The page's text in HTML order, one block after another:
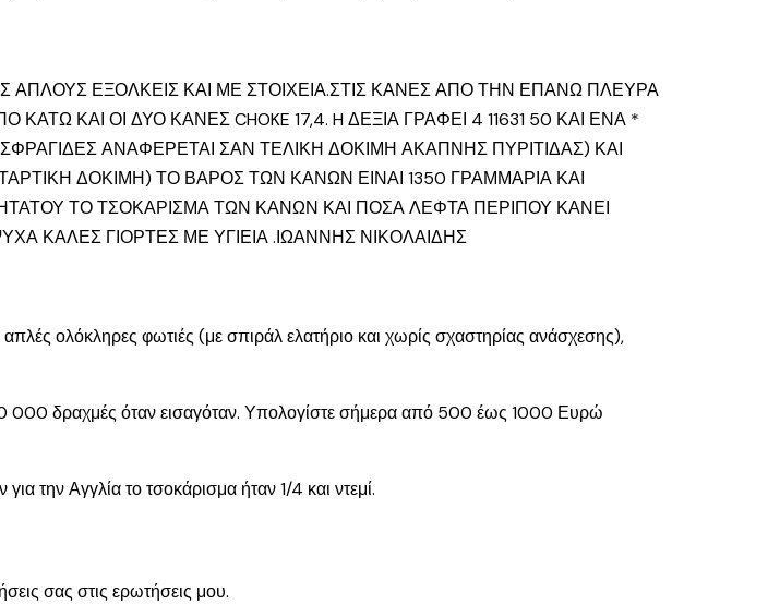
ΕΞΟΛΚΕΙΣ ΚΑΙ ΜΕ ΣΤΟΙΧΕΙΑ.ΣΤΙΣ ΚΑΝΕΣ ΑΠΟ ΤΗΝ ΕΠΑΝΩ ΠΛΕΥΡΑ
ΚΑΤΩ ΚΑΙ ΟΙ ΔΥΟ ΚΑΝΕΣ CHOKE 17,4. H ΔΕΞΙΑ ΓΡΑΦΕΙ 4 11631 50 ΚΑΙ ΕΝΑ *
ΑΝΑΦΕΡΕΤΑΙ ΣΑΝ ΤΕΛΙΚΗ ΔΟΚΙΜΗ ΑΚΑΠΝΗΣ ΠΥΡΙΤΙΔΑΣ) ΚΑΙ
ΔΟΚΙΜΗ) ΤΟ ΒΑΡΟΣ ΤΩΝ ΚΑΝΩΝ ΕΙΝΑΙ 1350 ΓΡΑΜΜΑΡΙΑ ΚΑΙ
ΤΟ ΤΣΟΚΑΡΙΣΜΑ ΤΩΝ ΚΑΝΩΝ ΚΑΙ ΠΟΣΑ ΛΕΦΤΑ ΠΕΡΙΠΟΥ ΚΑΝΕΙ
ΚΑΛΕΣ ΓΙΟΡΤΕΣ ΜΕ ΥΓΙΕΙΑ .ΙΩΑΝΝΗΣ ΝΙΚΟΛΑΙΔΗΣ
ολόκληρες φωτιές (με σπιράλ ελατήριο και χωρίς σχαστηρίας ανάσχεσης),
000 δραχμές όταν εισαγόταν. Υπολογίστε σήμερα από 500 έως 1000 Ευρώ
την Αγγλία το τσοκάρισμα ήταν 1/4 και ντεμί.
σας στις ερωτήσεις μου.